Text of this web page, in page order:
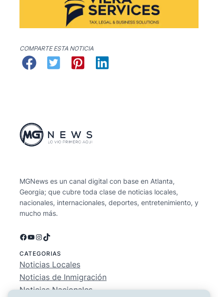
COMPARTE ESTA NOTICIA
MGNews es un canal digital con base en Atlanta,
Georgia; que cubre toda clase de noticias locales,
nacionales, internacionales, deportes, entretenimiento, y
mucho más.
Facebook
YouTube
Instagram
TikTok
CATEGORIAS
Noticias Locales
Noticias de Inmigración
Noticias Nacionales